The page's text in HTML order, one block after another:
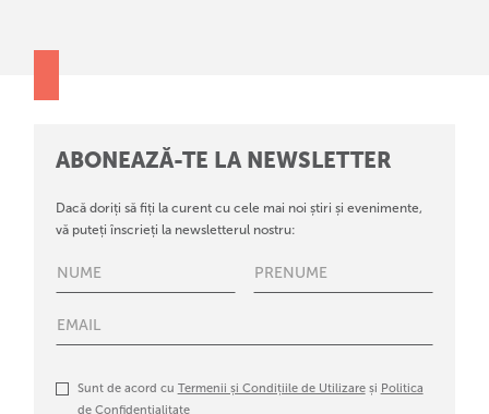
ABONEAZĂ-TE LA NEWSLETTER
Dacă doriți să fiți la curent cu cele mai noi știri și evenimente,
vă puteți înscrieți la newsletterul nostru:
Sunt de acord cu Termenii și Condițiile de Utilizareși Politica
de Confidențialitate